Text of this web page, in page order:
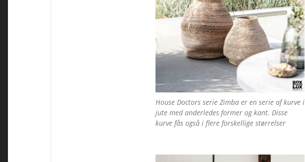
House Doctors serie Zimba er en serie af kurve i
jute med anderledes former og kant. Disse
kurve fås også i flere forskellige størrelser